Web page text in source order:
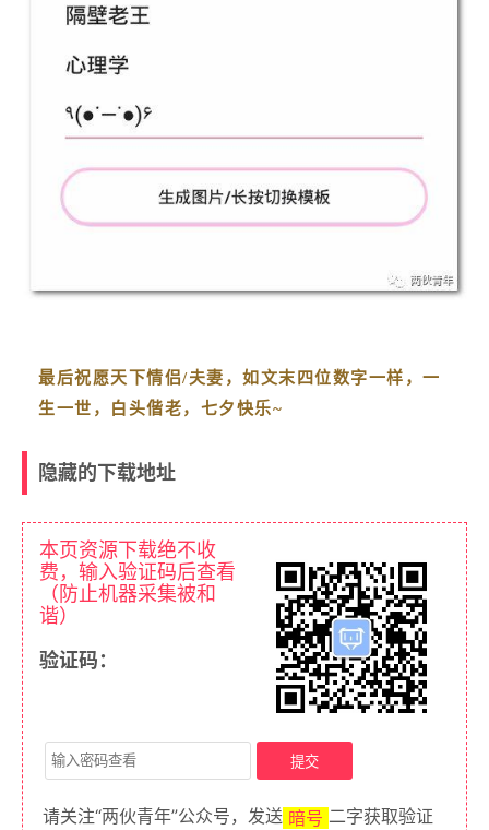
最后祝愿天下情侣/夫妻，如文末四位数字一样，一
生一世，白头偕老，七夕快乐~
隐藏的下载地址
本页资源下载绝不收
费，输入验证码后查看
（防止机器采集被和
谐）
验证码：
请关注“两伙青年”公众号，发送 暗号 二字获取验证